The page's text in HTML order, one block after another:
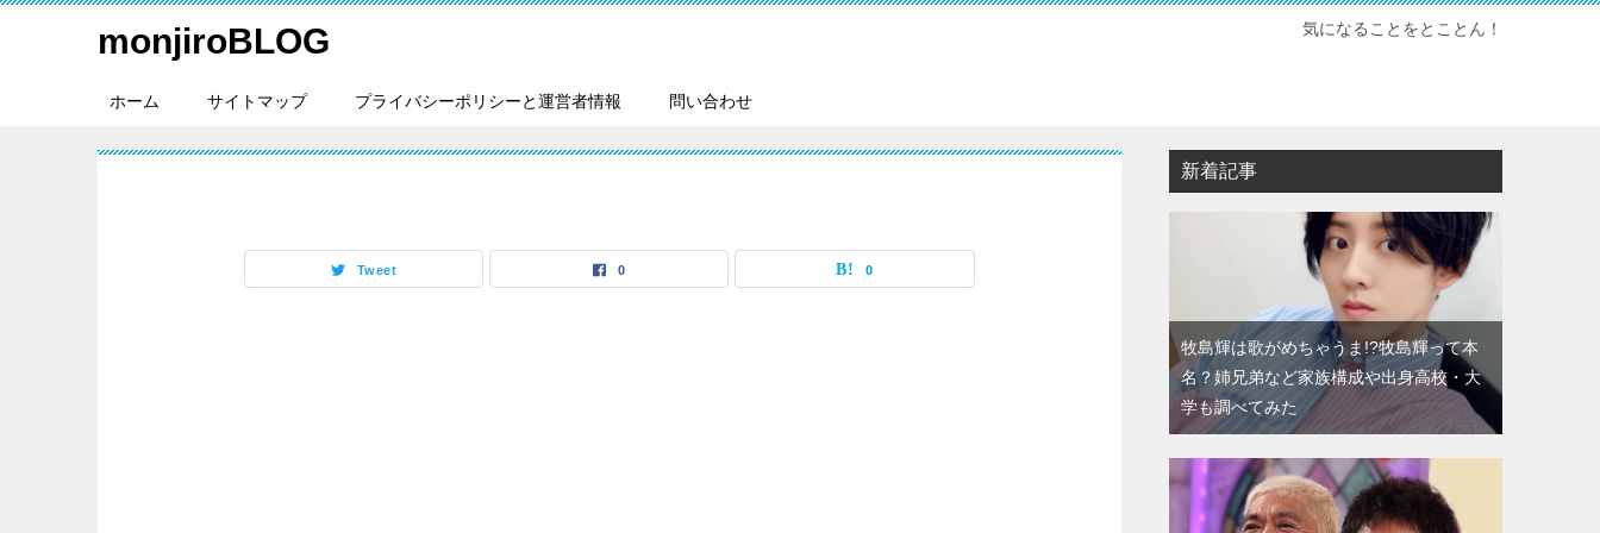
monjiroBLOG 気になることをとことん！
ホーム サイトマップ プライバシーポリシーと運営者情報 問い合わせ
Tweet 0 0
新着記事
牧島輝は歌がめちゃうま!?牧島輝って本
名？姉兄弟など家族構成や出身高校・大
学も調べてみた